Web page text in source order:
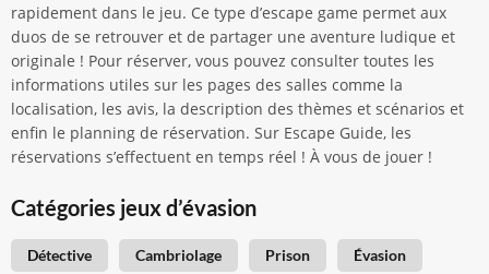
rapidement dans le jeu. Ce type d’escape game permet aux
duos de se retrouver et de partager une aventure ludique et
originale ! Pour réserver, vous pouvez consulter toutes les
informations utiles sur les pages des salles comme la
localisation, les avis, la description des thèmes et scénarios et
enfin le planning de réservation. Sur Escape Guide, les
réservations s’effectuent en temps réel ! À vous de jouer !
Catégories jeux d’évasion
Détective Cambriolage Prison Évasion